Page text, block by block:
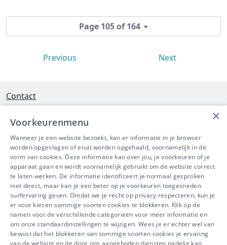
Page 105 of 164
Previous Next
Contact
Interleuvenlaan 58 - 3001 Heverlee
Tel 016/390490
info@ibeve.be
Ondernemingsnummer: 0436 612 044
IBEVE maakt deel uit van Groep
IDEWE
×
Voorkeurenmenu
Wanneer je een website bezoekt, kan er informatie in je browser
worden opgeslagen of eruit worden opgehaald, voornamelijk in de
vorm van cookies. Deze informatie kan over jou, je voorkeuren of je
apparaat gaan en wordt voornamelijk gebruikt om de website correct
te laten werken. De informatie identificeert je normaal gesproken
niet direct, maar kan je een beter op je voorkeuren toegesneden
surfervaring geven. Omdat we je recht op privacy respecteren, kun je
er voor kiezen sommige soorten cookies te blokkeren. Klik op de
namen voor de verschillende categorieën voor meer informatie en
om onze standaardinstellingen te wijzigen. Wees je er echter wel van
bewust dat het blokkeren van sommige soorten cookies je ervaring
van de website en de door ons aangeboden diensten nadelig kan